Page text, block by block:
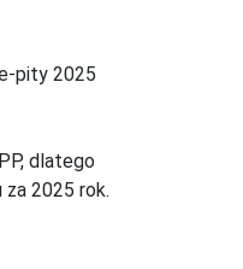
pity 2025
dlatego
2025 rok.